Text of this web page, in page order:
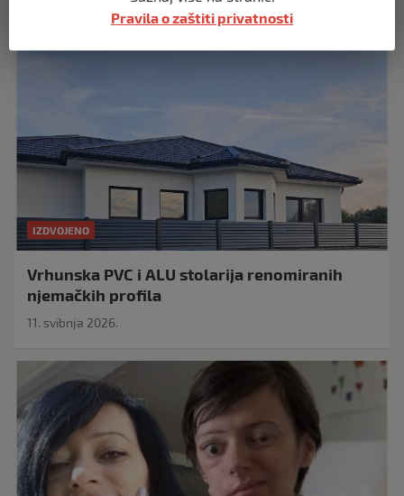
IZDVOJENO
Vrhunska PVC i ALU stolarija renomiranih
njemačkih profila
11. svibnja 2026.
Pravila o zaštiti privatnosti